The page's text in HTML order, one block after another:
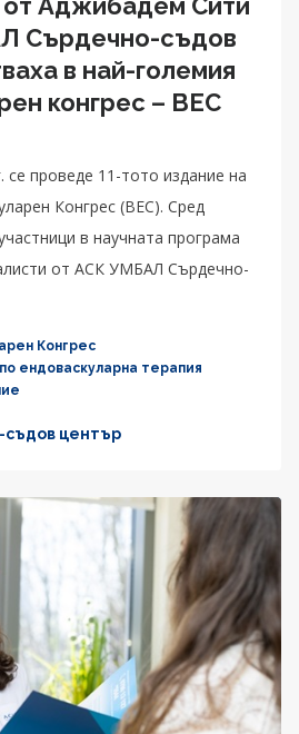
Сърдечно-съдов
в най-големия
конгрес – BEC
проведе 11-тото издание на
Конгрес (BEC). Сред
в научната програма
от АСК УМБАЛ Сърдечно-
Конгрес
ендоваскуларна терапия
център